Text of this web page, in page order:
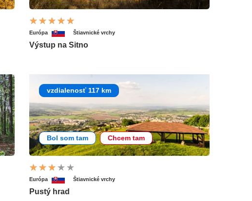
Európa Štiavnické vrchy
Výstup na Sitno
vzdialenosť 117 km
Bol som tam Chcem tam
Európa Štiavnické vrchy
Pustý hrad